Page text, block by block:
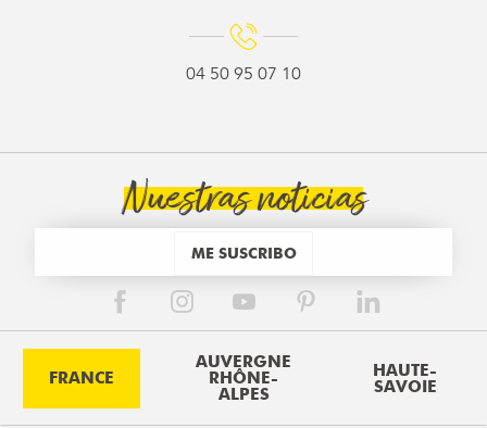
04 50 95 07 10
Nuestras noticias
ME SUSCRIBO
FRANCE
AUVERGNE
RHÔNE-
ALPES
HAUTE-
SAVOIE